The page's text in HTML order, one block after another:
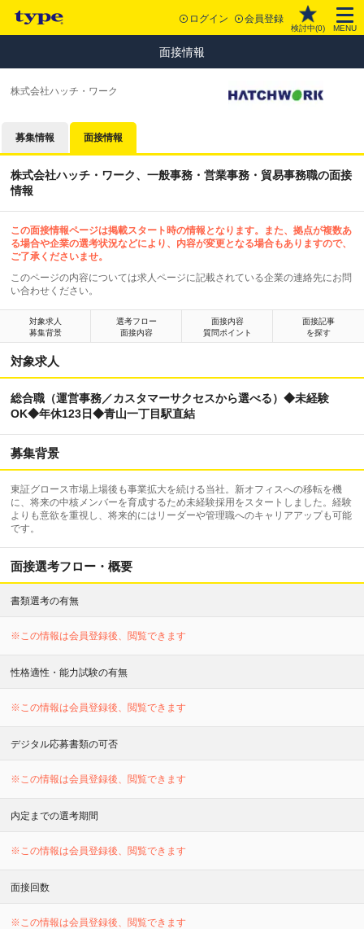
ログイン 会員登録
検討中(0) MENU
面接情報
株式会社ハッチ・ワーク
募集情報 面接情報
株式会社ハッチ・ワーク、一般事務・営業事務・貿易事務職の面接
情報
この面接情報ページは掲載スタート時の情報となります。また、拠点が複数あ
る場合や企業の選考状況などにより、内容が変更となる場合もありますので、
ご了承くださいませ。
このページの内容については求人ページに記載されている企業の連絡先にお問
い合わせください。
対象求人
募集背景
選考フロー
面接内容
面接内容
質問ポイント
面接記事
を探す
対象求人
総合職（運営事務／カスタマーサクセスから選べる）◆未経験
OK◆年休123日◆青山一丁目駅直結
募集背景
東証グロース市場上場後も事業拡大を続ける当社。新オフィスへの移転を機
に、将来の中核メンバーを育成するため未経験採用をスタートしました。経験
よりも意欲を重視し、将来的にはリーダーや管理職へのキャリアアップも可能
です。
面接選考フロー・概要
書類選考の有無
※この情報は会員登録後、閲覧できます
性格適性・能力試験の有無
※この情報は会員登録後、閲覧できます
デジタル応募書類の可否
※この情報は会員登録後、閲覧できます
内定までの選考期間
※この情報は会員登録後、閲覧できます
面接回数
※この情報は会員登録後、閲覧できます